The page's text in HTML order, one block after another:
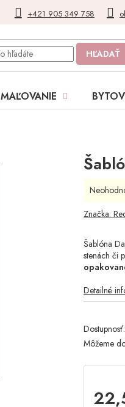
+421 905 349 758
Blog Moja objednávka
HĽADAŤ
MAĽOVANIE
Môžeme
Šablóna
stenách či
Detailné
Priemerné
produktu
z
5
Značka: